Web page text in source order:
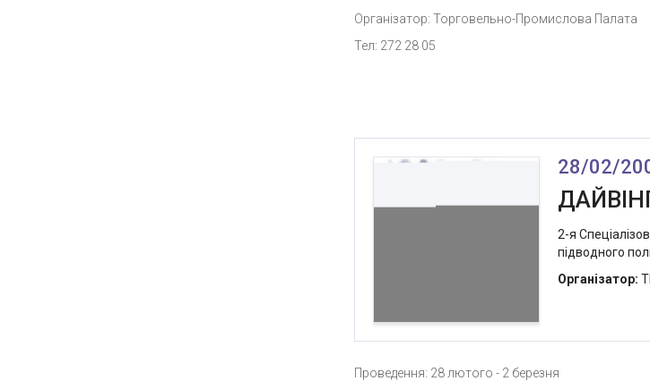
Організатор: Торговельно-Промислова Палата
Тел: 272 28 05
28/02/
2-я
підводного
Організатор:
Проведення: 28 лютого - 2 березня